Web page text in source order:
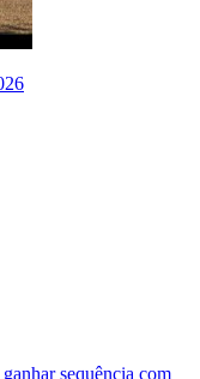
sequência com